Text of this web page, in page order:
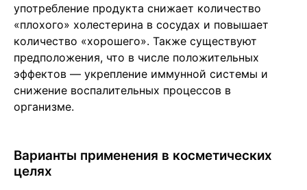
употребление продукта снижает количество
«плохого» холестерина в сосудах и повышает
количество «хорошего». Также существуют
предположения, что в числе положительных
эффектов — укрепление иммунной системы и
снижение воспалительных процессов в
организме.
Варианты применения в косметических
целях